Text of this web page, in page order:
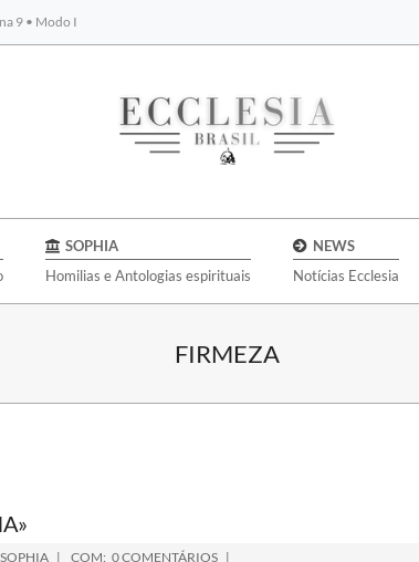
9 • Modo I
BYBLOS
SOPHIA
Homilias e Antologias espirituais
NEWS
Notícias Ecclesia
FIRMEZA
SOPHIA COM: 0 COMENTÁRIOS